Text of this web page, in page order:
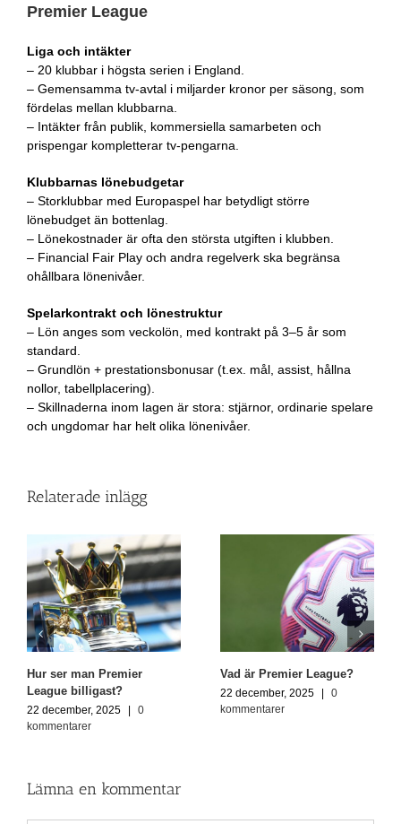
Premier League
Liga och intäkter
– 20 klubbar i högsta serien i England.
– Gemensamma tv-avtal i miljarder kronor per säsong, som
fördelas mellan klubbarna.
– Intäkter från publik, kommersiella samarbeten och
prispengar kompletterar tv-pengarna.
Klubbarnas lönebudgetar
– Storklubbar med Europaspel har betydligt större
lönebudget än bottenlag.
– Lönekostnader är ofta den största utgiften i klubben.
– Financial Fair Play och andra regelverk ska begränsa
ohållbara lönenivåer.
Spelarkontrakt och lönestruktur
– Lön anges som veckolön, med kontrakt på 3–5 år som
standard.
– Grundlön + prestationsbonusar (t.ex. mål, assist, hållna
nollor, tabellplacering).
– Skillnaderna inom lagen är stora: stjärnor, ordinarie spelare
och ungdomar har helt olika lönenivåer.
Relaterade inlägg
Hur ser man Premier
League billigast?
22 december, 2025
0
kommentarer
Vad är Premier League?
22 december, 2025
0
kommentarer
Lämna en kommentar